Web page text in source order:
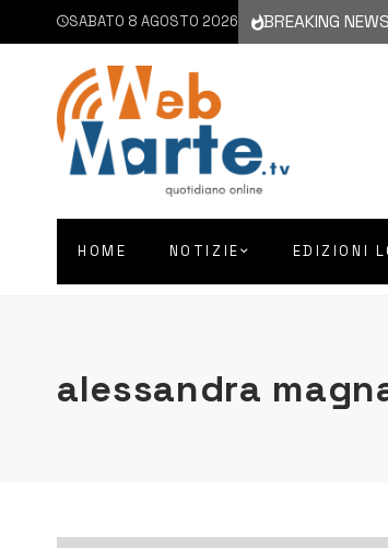
SABATO 8 AGOSTO 2026 BREAKING NEWS
7 AGOSTO 2026
HOME NOTIZIE EDIZIONI
alessandra